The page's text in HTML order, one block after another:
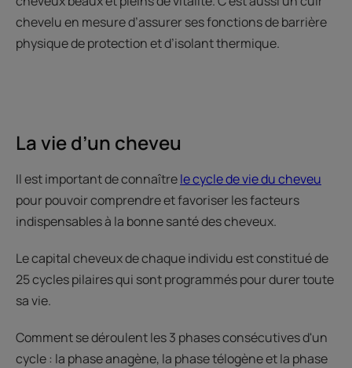
chevelu en mesure d’assurer ses fonctions de barrière
physique de protection et d’isolant thermique.
La vie d’un cheveu
Il est important de connaîtrele cycle de vie du cheveu
pour pouvoir comprendre et favoriser les facteurs
indispensables à la bonne santé des cheveux.
Le capital cheveux de chaque individu est constitué de
25 cycles pilaires qui sont programmés pour durer toute
sa vie.
Comment se déroulent les 3 phases consécutives d'un
cycle : la phase anagène, la phase télogène et la phase